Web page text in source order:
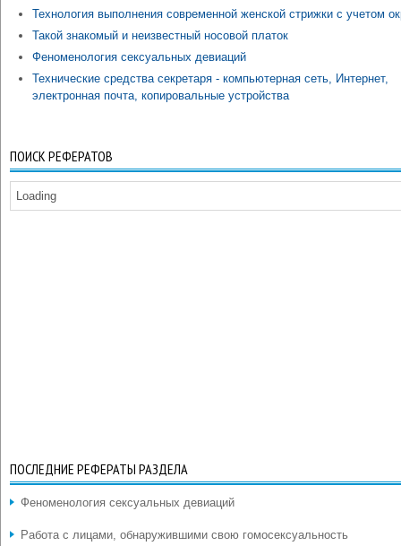
Технология выполнения современной женской стрижки с учетом
Такой знакомый и неизвестный носовой платок
Феноменология сексуальных девиаций
Технические средства секретаря - компьютерная сеть, Интернет,
электронная почта, копировальные устройства
ПОИСК РЕФЕРАТОВ
Loading
ПОСЛЕДНИЕ РЕФЕРАТЫ РАЗДЕЛА
Феноменология сексуальных девиаций
Работа с лицами, обнаружившими свою гомосексуальность